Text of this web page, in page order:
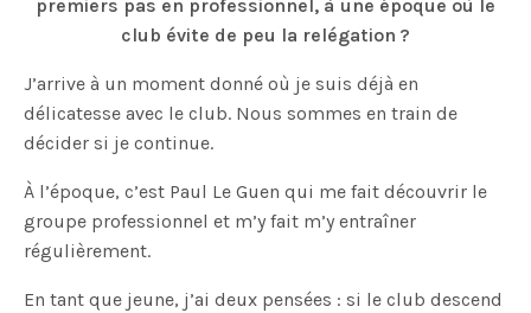
premiers pas en professionnel, à une époque où le
club évite de peu la relégation ?
J’arrive à un moment donné où je suis déjà en
délicatesse avec le club. Nous sommes en train de
décider si je continue.
À l’époque, c’est Paul Le Guen qui me fait découvrir le
groupe professionnel et m’y fait m’y entraîner
régulièrement.
En tant que jeune, j’ai deux pensées : si le club descend